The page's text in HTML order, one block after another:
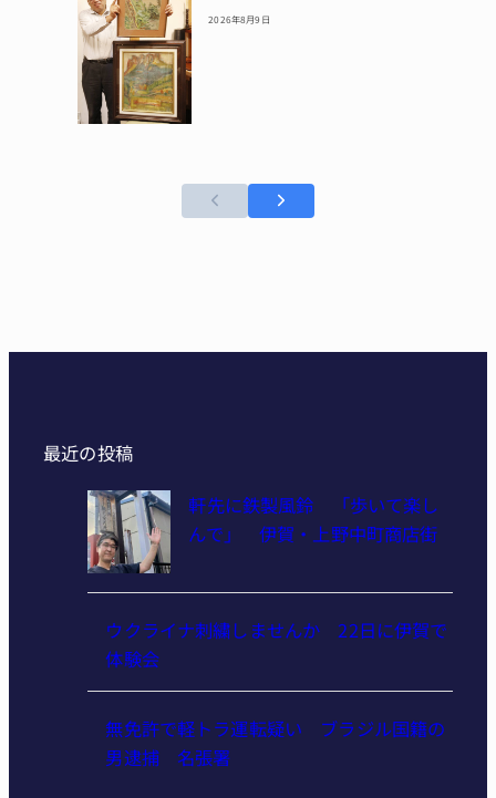
2026年8月9日
最近の投稿
軒先に鉄製風鈴 「歩いて楽し
んで」 伊賀・上野中町商店街
ウクライナ刺繍しませんか 22日に伊賀で
体験会
無免許で軽トラ運転疑い ブラジル国籍の
男逮捕 名張署